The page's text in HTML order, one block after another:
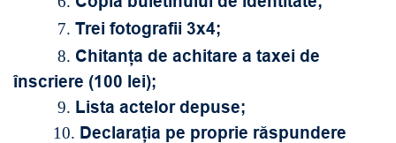
7. Trei fotografii 3x4;
8. Chitanța de achitare a taxei de
înscriere (100 lei);
9. Lista actelor depuse;
10. Declarația pe proprie răspundere